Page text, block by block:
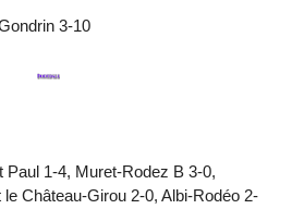
3-10
Paul 1-4, Muret-Rodez B 3-0,
Château-Girou 2-0, Albi-Rodéo 2-